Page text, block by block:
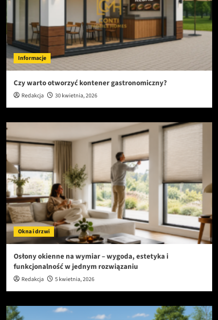
Informacje
Czy warto otworzyć kontener gastronomiczny?
Redakcja 30 kwietnia, 2026
Okna i drzwi
Osłony okienne na wymiar – wygoda, estetyka i
funkcjonalność w jednym rozwiązaniu
Redakcja 5 kwietnia, 2026